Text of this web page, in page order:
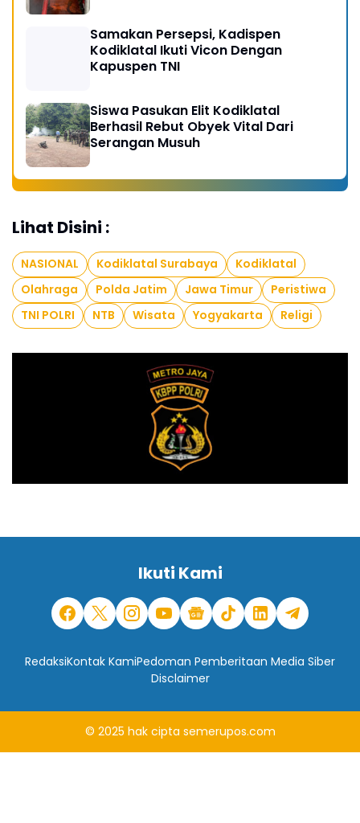
Samakan Persepsi, Kadispen
Kodiklatal Ikuti Vicon Dengan
Kapuspen TNI
Siswa Pasukan Elit Kodiklatal
Berhasil Rebut Obyek Vital Dari
Serangan Musuh
Lihat Disini :
NASIONAL Kodiklatal Surabaya
Kodiklatal
Olahraga
Polda Jatim Jawa Timur
Peristiwa
TNI POLRI
NTB Wisata Yogyakarta Religi
Ikuti Kami
RedaksiKontak KamiPedoman Pemberitaan Media Siber
Disclaimer
© 2025 hak cipta semerupos.com